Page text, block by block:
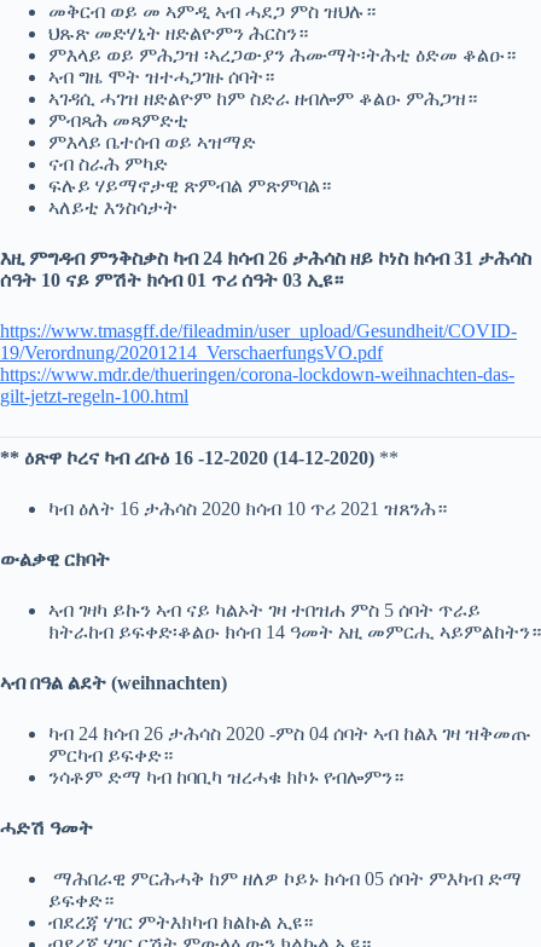
መቅርብ ወይ መ ኣምዲ ኣብ ሓደጋ ምስ ዝህሉ።
ህጹጽ መድሃኒት ዘድልዮምን ሕርስን።
ምእላይ ወይ ምሕጋዝ ፡ኣረጋውያን ሕሙማት፡ትሕቲ ዕድመ ቆልዑ።
ኣብ ግዜ ሞት ዝተሓጋገዙ ሰባት።
ኣገዳሲ ሓገዝ ዘድልዮም ከም ስድራ ዘብሎም ቆልዑ ምሕጋዝ።
ምብጻሕ መጻምድቲ
ምእላይ ቤተሰብ ወይ ኣዝማድ
ናብ ስራሕ ምካድ
ፍሉይ ሃይማኖታዊ ጽምብል ምጽምባል።
ኣለይቲ እንስሳታት
እዚ ምግዳብ ምንቅስቃስ ካብ 24 ክሳብ 26 ታሕሳስ ዘይ ኮነስ ክሳብ 31 ታሕሳስ
ሰዓት 10 ናይ ምሽት ክሳብ 01 ጥሪ ሰዓት 03 ኢዩ።
https://www.tmasgff.de/fileadmin/user_upload/Gesundheit/COVID-
19/Verordnung/20201214_VerschaerfungsVO.pdf
https://www.mdr.de/thueringen/corona-lockdown-weihnachten-das-
gilt-jetzt-regeln-100.html
** ዕጽዋ ኮረና ካብ ረቡዕ 16 -12-2020 (14-12-2020) **
ካብ ዕለት 16 ታሕሳስ 2020 ክሳብ 10 ጥሪ 2021 ዝጸንሕ።
ውልቃዊ ርክባት
ኣብ ገዛካ ይኩን ኣብ ናይ ካልኦት ገዛ ተበዝሐ ምስ 5 ሰባት ጥራይ
ክትራከብ ይፍቀድ፡ቆልዑ ክሳብ 14 ዓመት አዚ መምርሒ ኣይምልከትን።
ኣብ በዓል ልደት (weihnachten)
ካብ 24 ክሳብ 26 ታሕሳስ 2020 -ምስ 04 ሰባት ኣብ ከልእ ገዛ ዝቅመጡ
ምርካብ ይፍቀድ።
ንሳቶም ድማ ካብ ከባቢካ ዝረሓቁ ክኮኑ የብሎምን።
ሓድሽ ዓመት
ማሕበራዊ ምርሕሓቅ ከም ዘለዎ ኮይኑ ክሳብ 05 ሰባት ምእካብ ድማ
ይፍቀድ።
ብደረጃ ሃገር ምትእክካብ ክልኩል ኢዩ።